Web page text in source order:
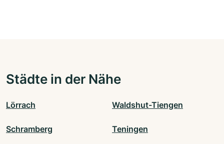
Städte in der Nähe
Lörrach Waldshut-Tiengen
Schramberg Teningen